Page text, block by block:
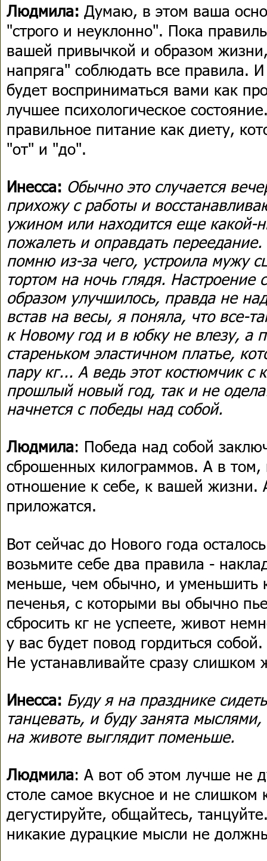
Людмила: Думаю, в этом ваша
"строго и неуклонно". Пока
вашей привычкой и образом
напряга" соблюдать все правила.
будет восприниматься вами как
лучшее психологическое
правильное питание как диету,
"от" и "до".
Инесса: Обычно это случается
прихожу с работы и
ужином или находится еще какой-
пожалеть и оправдать
помню из-за чего, устроила мужу
тортом на ночь глядя. Настроение
образом улучшилось, правда не
встав на весы, я поняла, что все-
к Новому год и в юбку не влезу, а
стареньком эластичном платье,
пару кг... А ведь этот костюмчик с
прошлый новый год, так и не
начнется с победы над собой.
Людмила: Победа над собой
сброшенных килограммов. А в том,
отношение к себе, к вашей жизни.
приложатся.
Вот сейчас до Нового года
возьмите себе два правила -
меньше, чем обычно, и уменьшить
печенья, с которыми вы обычно
сбросить кг не успеете, живот
у вас будет повод гордиться собой.
Не устанавливайте сразу слишком
Инесса: Буду я на празднике
танцевать, и буду занята
на животе выглядит поменьше.
Людмила: А вот об этом лучше не
столе самое вкусное и не слишком
дегустируйте, общайтесь,
никакие дурацкие мысли не